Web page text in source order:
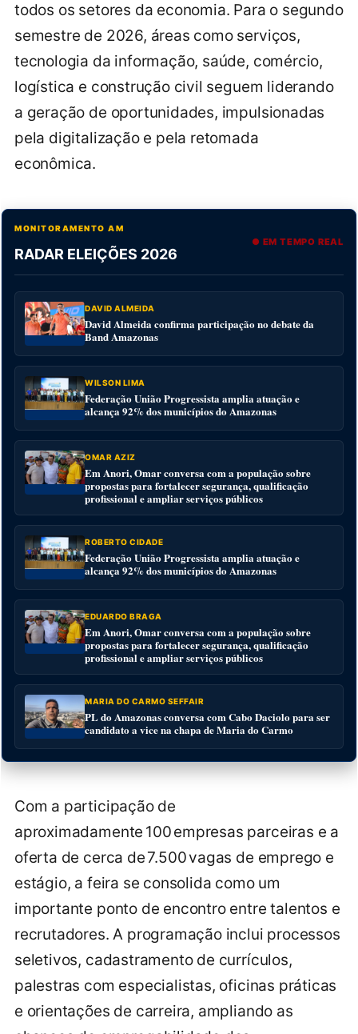
todos os setores da economia. Para o segundo
semestre de 2026, áreas como serviços,
tecnologia da informação, saúde, comércio,
logística e construção civil seguem liderando
a geração de oportunidades, impulsionadas
pela digitalização e pela retomada
econômica.
MONITORAMENTO AM
RADAR ELEIÇÕES 2026
● EM TEMPO REAL
DAVID ALMEIDA
David Almeida confirma participação no debate da
Band Amazonas
WILSON LIMA
Federação União Progressista amplia atuação e
alcança 92% dos municípios do Amazonas
OMAR AZIZ
Em Anori, Omar conversa com a população sobre
propostas para fortalecer segurança, qualificação
profissional e ampliar serviços públicos
ROBERTO CIDADE
Federação União Progressista amplia atuação e
alcança 92% dos municípios do Amazonas
EDUARDO BRAGA
Em Anori, Omar conversa com a população sobre
propostas para fortalecer segurança, qualificação
profissional e ampliar serviços públicos
MARIA DO CARMO SEFFAIR
PL do Amazonas conversa com Cabo Daciolo para ser
candidato a vice na chapa de Maria do Carmo
Com a participação de
aproximadamente 100 empresas parceiras e a
oferta de cerca de 7.500 vagas de emprego e
estágio, a feira se consolida como um
importante ponto de encontro entre talentos e
recrutadores. A programação inclui processos
seletivos, cadastramento de currículos,
palestras com especialistas, oficinas práticas
e orientações de carreira, ampliando as